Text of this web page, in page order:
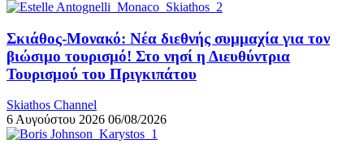
Σκιάθος-Μονακό: Νέα διεθνής συμμαχία για τον
βιώσιμο τουρισμό! Στο νησί η Διευθύντρια
Τουρισμού του Πριγκιπάτου
Skiathos Channel
6 Αυγούστου 2026 06/08/2026